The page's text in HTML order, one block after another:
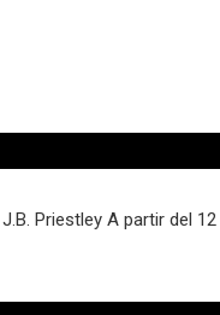
J.B. Priestley A partir del